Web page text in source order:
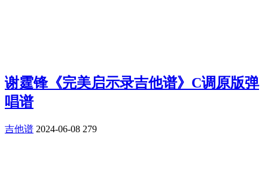
谢霆锋《完美启示录吉他谱》C调原版弹
唱谱
吉他谱 2024-06-08 279